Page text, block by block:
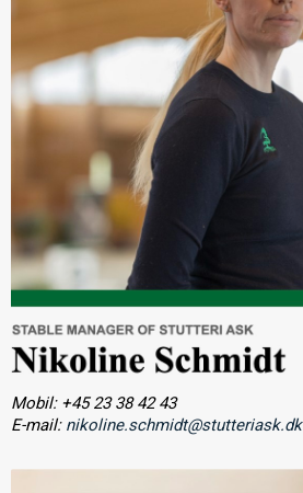
Mobil: +45 23 38 42 43
E-mail: nikoline.schmidt@stutteriask.dk